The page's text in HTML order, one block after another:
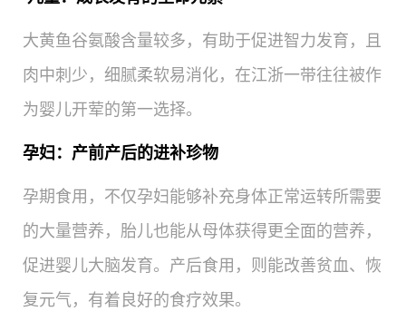
大黄鱼谷氨酸含量较多，有助于促进智力发育，且
肉中刺少，细腻柔软易消化，在江浙一带往往被作
为婴儿开荤的第一选择。
孕妇：产前产后的进补珍物
孕期食用，不仅孕妇能够补充身体正常运转所需要
的大量营养，胎儿也能从母体获得更全面的营养，
促进婴儿大脑发育。产后食用，则能改善贫血、恢
复元气，有着良好的食疗效果。